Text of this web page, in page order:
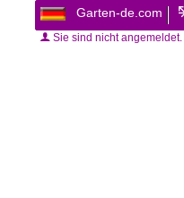
Garten-de.com
Sie sind nicht angemeldet.